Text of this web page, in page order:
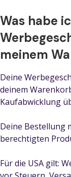
Was habe
meinem
Deine
deinem
Kaufabwicklung
Deine Bestellung
berechtigten
Für die USA gilt: